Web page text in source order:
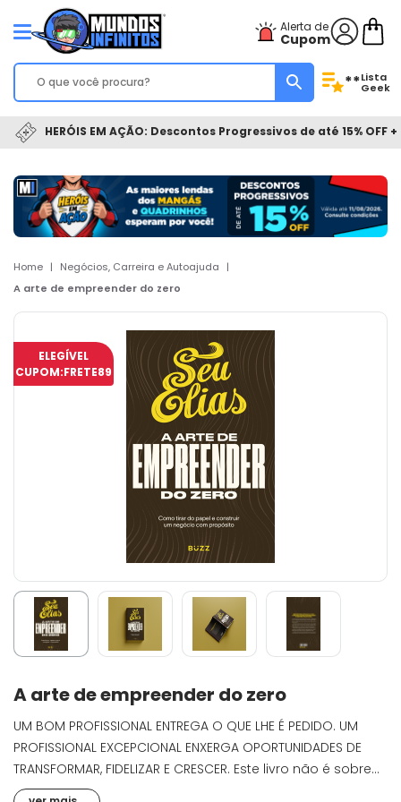
Alerta de
Cupom
**Lista
Geek
HERÓIS EM AÇÃO: Descontos Progressivos de até 15% OFF
Home | Negócios, Carreira e Autoajuda
|
A arte de empreender do zero
ELEGÍVEL
CUPOM:FRETE89
A arte de empreender do zero
UM BOM PROFISSIONAL ENTREGA O QUE LHE É PEDIDO. UM
PROFISSIONAL EXCEPCIONAL ENXERGA OPORTUNIDADES DE
TRANSFORMAR, FIDELIZAR E CRESCER. Este livro não é sobre
cortar cabelo. É sobre cortar a distância entre onde você